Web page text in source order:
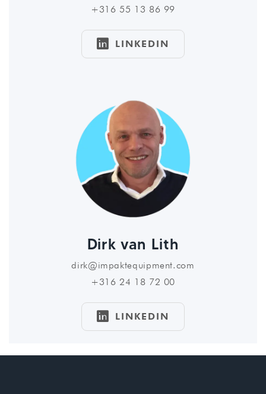
+316 55 13 86 99
 LINKEDIN
Dirk van Lith
dirk@impaktequipment.com
+316 24 18 72 00
 LINKEDIN